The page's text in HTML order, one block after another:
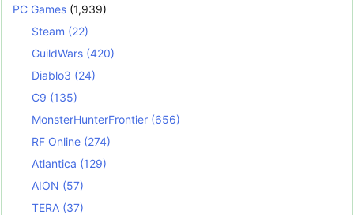
PC Games (1,939)
Steam (22)
GuildWars (420)
Diablo3 (24)
C9 (135)
MonsterHunterFrontier (656)
RF Online (274)
Atlantica (129)
AION (57)
TERA (37)